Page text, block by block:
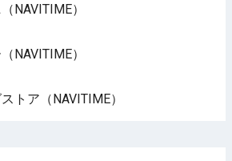
NAVITIME）
NAVITIME）
トア（NAVITIME）